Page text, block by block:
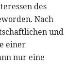
des
Nach
und
einer
nur eine